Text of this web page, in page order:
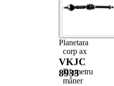
Planetara
VKJC
8933
Diametru
corp ax
Diametru
mâner